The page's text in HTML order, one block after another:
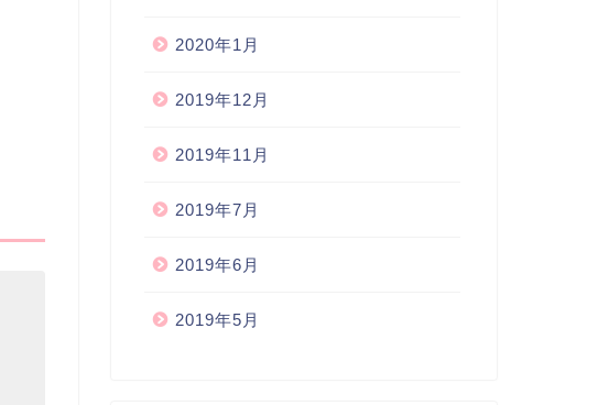
2020年1月
2019年12月
2019年11月
2019年7月
2019年6月
2019年5月